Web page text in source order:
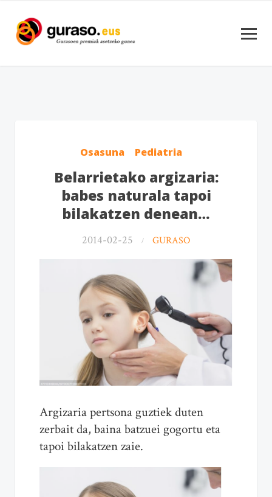
Osasuna Pediatria
Belarrietako argizaria:
babes naturala tapoi
bilakatzen denean…
2014-02-25 GURASO
Argizaria pertsona guztiek duten
zerbait da, baina batzuei gogortu eta
tapoi bilakatzen zaie.